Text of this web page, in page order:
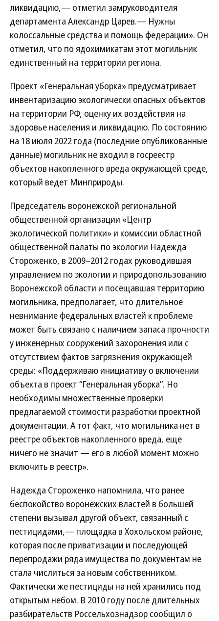
ликвидацию,— отметил замруководителя
департамента Александр Царев.— Нужны
колоссальные средства и помощь федерации». Он
отметил, что по ядохимикатам этот могильник
единственный на территории региона.
Проект «Генеральная уборка» предусматривает
инвентаризацию экологически опасных объектов
на территории РФ, оценку их воздействия на
здоровье населения и ликвидацию. По состоянию
на 18 июля 2022 года (последние опубликованные
данные) могильник не входил в госреестр
объектов накопленного вреда окружающей среде,
который ведет Минприроды.
Председатель воронежской региональной
общественной организации «Центр
экологической политики» и комиссии областной
общественной палаты по экологии Надежда
Стороженко, в 2009–2012 годах руководившая
управлением по экологии и природопользованию
Воронежской области и посещавшая территорию
могильника, предполагает, что длительное
невнимание федеральных властей к проблеме
может быть связано с наличием запаса прочности
у инженерных сооружений захоронения или с
отсутствием фактов загрязнения окружающей
среды: «Поддерживаю инициативу о включении
объекта в проект “Генеральная уборка”. Но
необходимы множественные проверки
предлагаемой стоимости разработки проектной
документации. А тот факт, что могильника нет в
реестре объектов накопленного вреда, еще
ничего не значит — его в любой момент можно
включить в реестр».
Надежда Стороженко напомнила, что ранее
беспокойство воронежских властей в большей
степени вызывал другой объект, связанный с
пестицидами,— площадка в Хохольском районе,
которая после приватизации и последующей
перепродажи ряда имущества по документам не
стала числиться за новым собственником.
Фактически же пестициды на ней хранились под
открытым небом. В 2010 году после длительных
разбирательств Россельхознадзор сообщил о